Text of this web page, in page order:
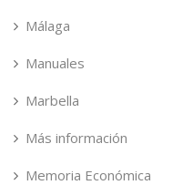
Málaga
Manuales
Marbella
Más información
Memoria Económica